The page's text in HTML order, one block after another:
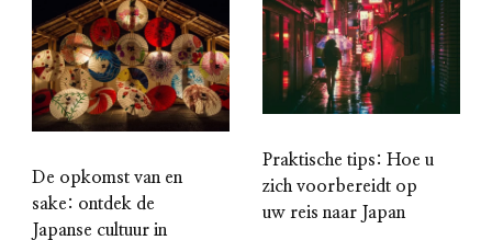
De opkomst van en
sake: ontdek de
Japanse cultuur in
Praktische tips: Hoe u
zich voorbereidt op
uw reis naar Japan